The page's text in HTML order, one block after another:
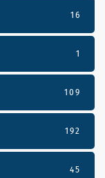
16
1
109
192
45